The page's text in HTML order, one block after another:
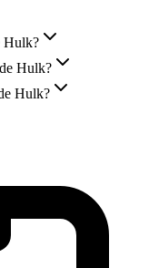
Hulk?
Hulk?
Hulk?